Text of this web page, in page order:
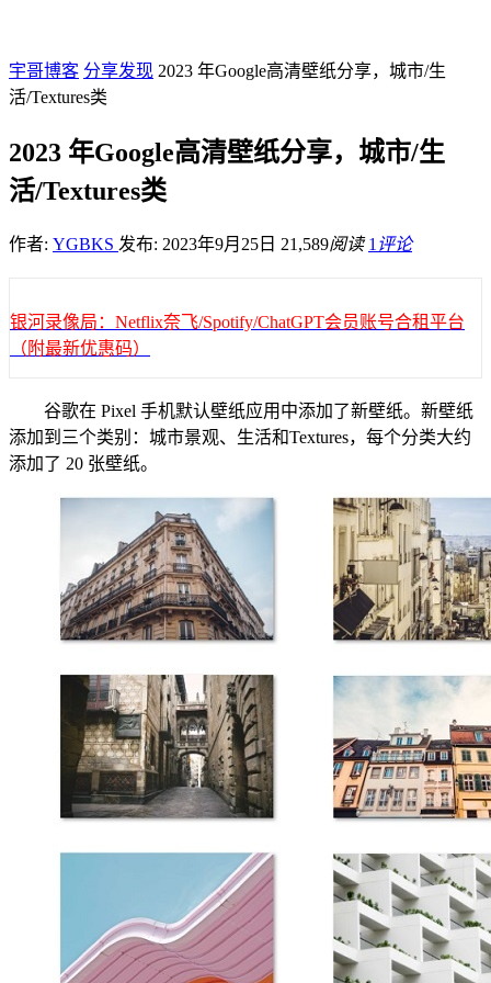
宇哥博客 分享发现 2023 年Google高清壁纸分享，城市/生
活/Textures类
2023 年Google高清壁纸分享，城市/生
活/Textures类
作者: YGBKS 发布: 2023年9月25日 21,589阅读 1 评论
银河录像局：Netflix奈飞/Spotify/ChatGPT会员账号合租平台
（附最新优惠码）
谷歌在 Pixel 手机默认壁纸应用中添加了新壁纸。新壁纸
添加到三个类别：城市景观、生活和Textures，每个分类大约
添加了 20 张壁纸。